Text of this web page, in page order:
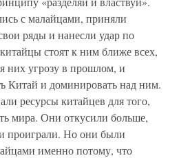
с малайцами, приняли
ряды и нанесли удар по
стоят к ним ближе всех,
них угрозу в прошлом, и
Китай и доминировать над ним.
ресурсы китайцев для того,
мира. Они откусили больше,
проиграли. Но они были
именно потому, что